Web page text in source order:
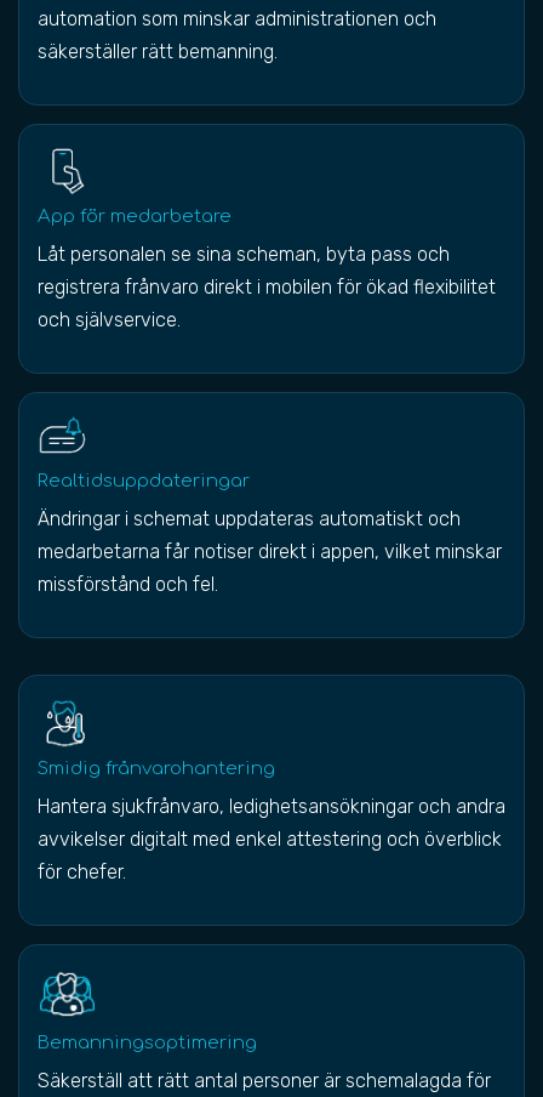
automation som minskar administrationen och
säkerställer rätt bemanning.
App för medarbetare
Låt personalen se sina scheman, byta pass och
registrera frånvaro direkt i mobilen för ökad flexibilitet
och självservice.
Realtidsuppdateringar
Ändringar i schemat uppdateras automatiskt och
medarbetarna får notiser direkt i appen, vilket minskar
missförstånd och fel.
Smidig frånvarohantering
Hantera sjukfrånvaro, ledighetsansökningar och andra
avvikelser digitalt med enkel attestering och överblick
för chefer.
Bemanningsoptimering
Säkerställ att rätt antal personer är schemalagda för